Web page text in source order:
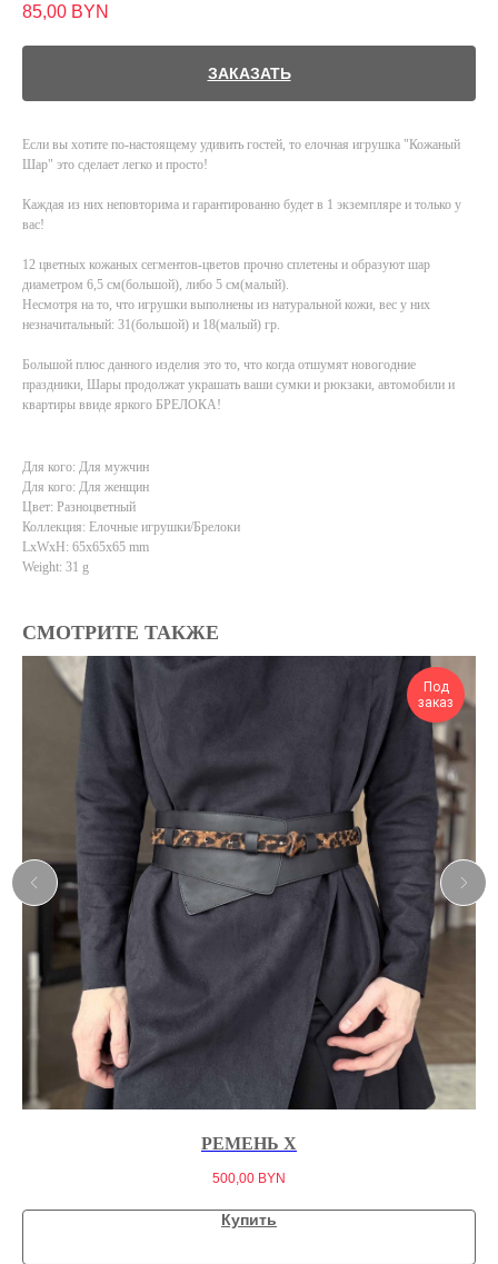
85,00 BYN
ЗАКАЗАТЬ
Если вы хотите по-настоящему удивить гостей, то елочная игрушка "Кожаный
Шар" это сделает легко и просто!
Каждая из них неповторима и гарантированно будет в 1 экземпляре и только у
вас!
12 цветных кожаных сегментов-цветов прочно сплетены и образуют шар
диаметром 6,5 см(большой), либо 5 см(малый).
Несмотря на то, что игрушки выполнены из натуральной кожи, вес у них
незначитальный: 31(большой) и 18(малый) гр.
Большой плюс данного изделия это то, что когда отшумят новогодние
праздники, Шары продолжат украшать ваши сумки и рюкзаки, автомобили и
квартиры ввиде яркого БРЕЛОКА!
Для кого: Для мужчин
Для кого: Для женщин
Цвет: Разноцветный
Коллекция: Елочные игрушки/Брелоки
LxWxH: 65x65x65 mm
Weight: 31 g
СМОТРИТЕ ТАКЖЕ
Под
заказ
РЕМЕНЬ X
500,00 BYN
Купить